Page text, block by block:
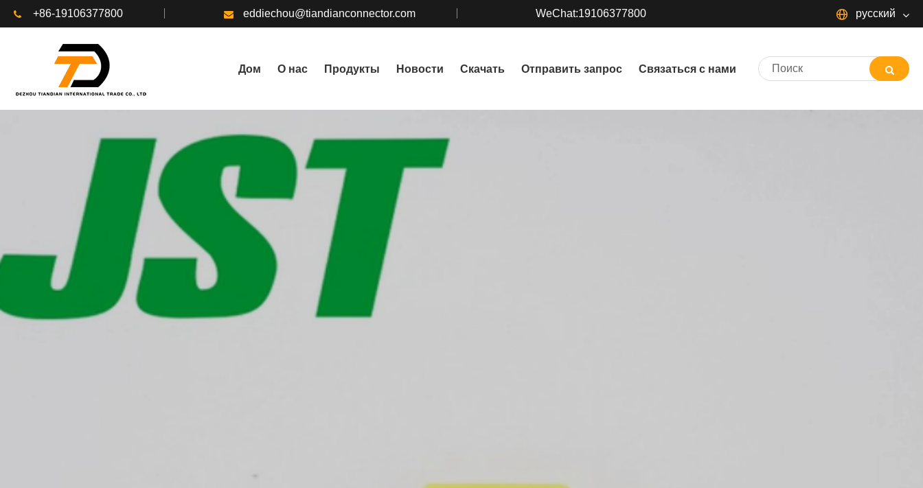
+86-19106377800 eddiechou@tiandianconnector.com WeChat:19106377800 русский
Дом О нас Продукты Новости Скачать Отправить запрос Связаться с нами